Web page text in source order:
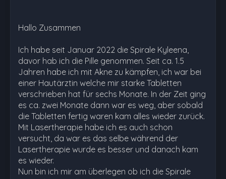
Hallo Zusammen
Ich habe seit Januar 2022 die Spirale Kyleena,
davor hab ich die Pille genommen. Seit ca. 1.5
Jahren habe ich mit Akne zu kämpfen, ich war bei
einer Hautärztin welche mir starke Tabletten
verschrieben hat für sechs Monate. In der Zeit ging
es ca. zwei Monate dann war es weg, aber sobald
die Tabletten fertig waren kam alles wieder zurück.
Mit Lasertherapie habe ich es auch schon
versucht, da war es das selbe während der
Lasertherapie wurde es besser und danach kam
es wieder.
Nun bin ich mir am überlegen ob ich die Spirale